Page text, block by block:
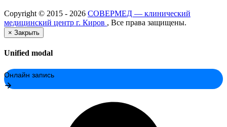
Copyright © 2015 - 2026 СОВЕРМЕД — клинический
медицинский центр г. Киров , Все права защищены.
× Закрыть
Unified modal